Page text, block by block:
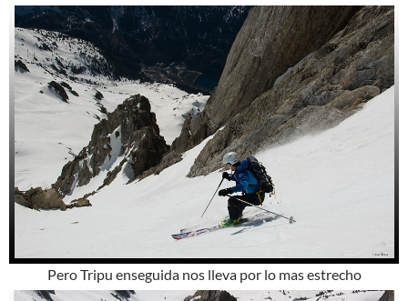
Pero Tripu enseguida nos lleva por lo mas estrecho